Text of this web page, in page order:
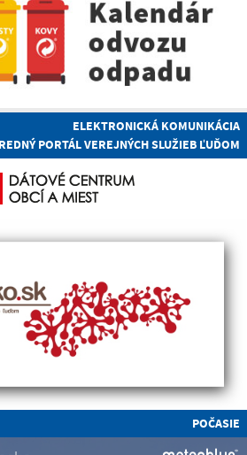
ELEKTRONICKÁ KOMUNIKÁCIA
PORTÁL VEREJNÝCH SLUŽIEB ĽUĎOM
POČASIE